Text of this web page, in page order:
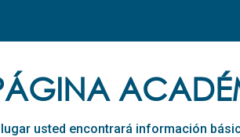
lugar usted encontrará información